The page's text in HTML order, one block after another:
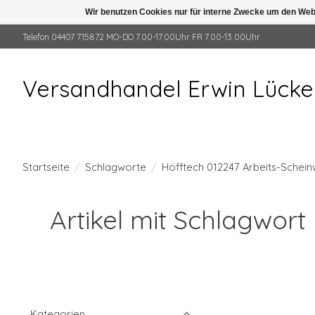
Telefon 04407 715872 MO-DO 7.00-17.00Uhr FR 7.00-13.00Uhr
Versandhandel Erwin
Startseite / Schlagworte / Höfftech 012247 Arbeits-
Artikel mit
Wir benutzen Cookies nur für interne Zwecke um den